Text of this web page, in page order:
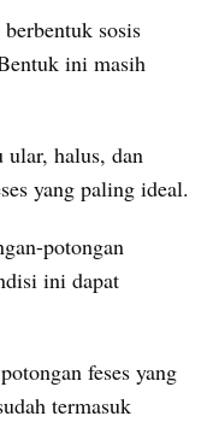
sosis
ini masih
ular, halus, dan
yang paling ideal.
potongan
ini dapat
feses yang
termasuk